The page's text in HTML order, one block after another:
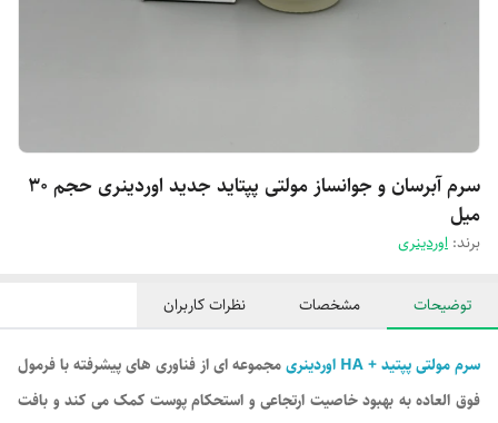
سرم آبرسان و جوانساز مولتی پپتاید جدید اوردینری حجم 30
میل
برند: اوردینری
توضیحات مشخصات نظرات کاربران
سرم مولتی پپتید + HA اوردینری
مجموعه ای از فناوری های پیشرفته با فرمول
فوق العاده به بهبود خاصیت ارتجاعی و استحکام پوست کمک می کند و بافت